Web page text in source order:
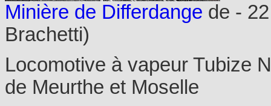
Minière de Differdange de -
Brachetti)
Locomotive à vapeur Tubize
de Meurthe et Moselle